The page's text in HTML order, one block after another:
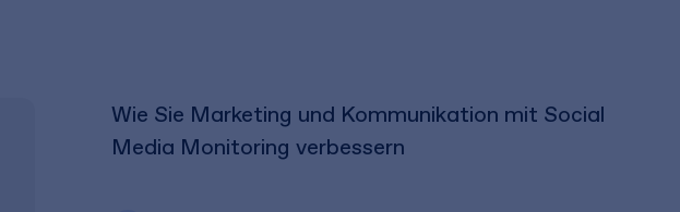
Wie Sie Marketing und Kommunikation mit Social
Media Monitoring verbessern